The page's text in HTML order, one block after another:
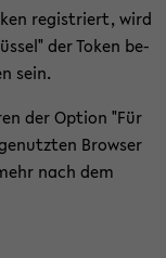
re­gis­triert, wird
der Token be­
sein.
der Op­ti­on "Für
Brow­ser
nach dem